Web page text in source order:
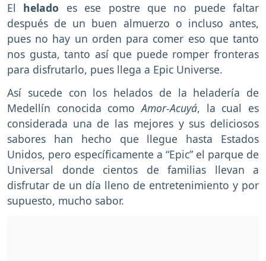
El helado es ese postre que no puede faltar
después de un buen almuerzo o incluso antes,
pues no hay un orden para comer eso que tanto
nos gusta, tanto así que puede romper fronteras
para disfrutarlo, pues llega a Epic Universe.
Así sucede con los helados de la heladería de
Medellín conocida comoAmor-Acuyá, la cual es
considerada una de las mejores y sus deliciosos
sabores han hecho que llegue hasta Estados
Unidos, pero específicamente a “Epic” el parque de
Universal donde cientos de familias llevan a
disfrutar de un día lleno de entretenimiento y por
supuesto, mucho sabor.